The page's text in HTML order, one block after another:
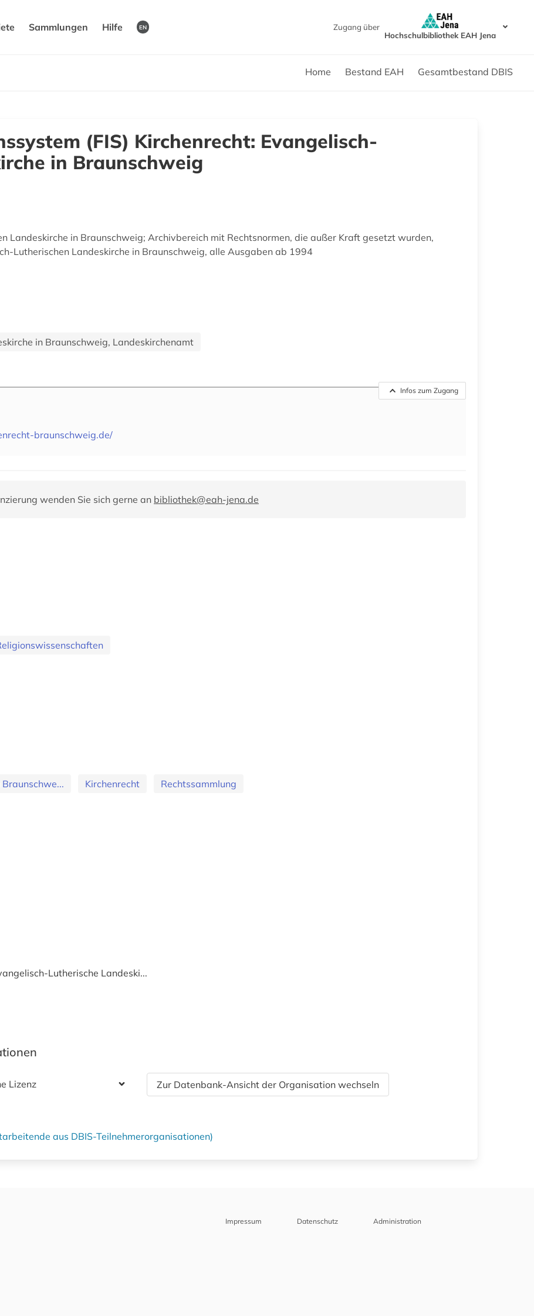
Sammlungen Hilfe EN
Zugang über
Hochschulbibliothek EAH Jena
Home Bestand EAH Gesamtbestand DBIS
(FIS) Kirchenrecht: Evangelisch-
in Braunschweig
Landeskirche in Braunschweig; Archivbereich mit Rechtsnormen, die außer Kraft gesetzt wurden,
Lutherischen Landeskirche in Braunschweig, alle Ausgaben ab 1994
in Braunschweig, Landeskirchenamt
Infos zum Zugang
braunschweig.de/
wenden Sie sich gerne an bibliothek@eah-jena.de
Kirchenrecht Rechtssammlung
Lutherische Landeski...
Lizenz Zur Datenbank-Ansicht der Organisation wechseln
aus DBIS-Teilnehmerorganisationen)
Impressum Datenschutz Administration